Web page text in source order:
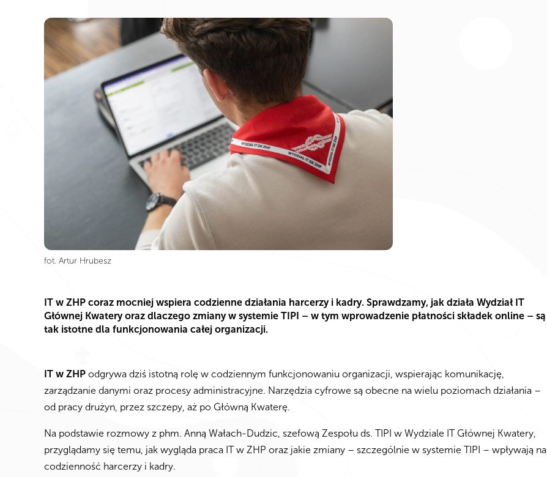
fot. Artur Hrubesz
IT w ZHP coraz mocniej wspiera codzienne działania harcerzy i kadry. Sprawdzamy, jak działa Wydział IT
Głównej Kwatery oraz dlaczego zmiany w systemie TIPI – w tym wprowadzenie płatności składek online – są
tak istotne dla funkcjonowania całej organizacji.
IT w ZHP odgrywa dziś istotną rolę w codziennym funkcjonowaniu organizacji, wspierając komunikację,
zarządzanie danymi oraz procesy administracyjne. Narzędzia cyfrowe są obecne na wielu poziomach działania –
od pracy drużyn, przez szczepy, aż po Główną Kwaterę.
Na podstawie rozmowy z phm. Anną Wałach-Dudzic, szefową Zespołu ds. TIPI w Wydziale IT Głównej Kwatery,
przyglądamy się temu, jak wygląda praca IT w ZHP oraz jakie zmiany – szczególnie w systemie TIPI – wpływają na
codzienność harcerzy i kadry.